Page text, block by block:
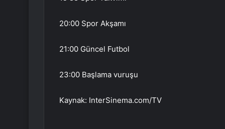
20:00 Spor Akşamı
21:00 Güncel Futbol
23:00 Başlama vuruşu
Kaynak: InterSinema.com/TV